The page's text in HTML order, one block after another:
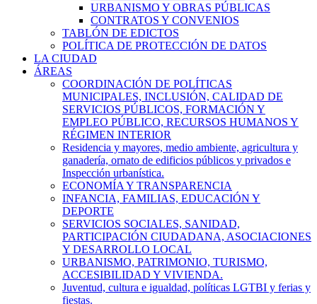
URBANISMO Y OBRAS PÚBLICAS
CONTRATOS Y CONVENIOS
TABLÓN DE EDICTOS
POLÍTICA DE PROTECCIÓN DE DATOS
LA CIUDAD
ÁREAS
COORDINACIÓN DE POLÍTICAS
MUNICIPALES, INCLUSIÓN, CALIDAD DE
SERVICIOS PÚBLICOS, FORMACIÓN Y
EMPLEO PÚBLICO, RECURSOS HUMANOS Y
RÉGIMEN INTERIOR
Residencia y mayores, medio ambiente, agricultura y
ganadería, ornato de edificios públicos y privados e
Inspección urbanística.
ECONOMÍA Y TRANSPARENCIA
INFANCIA, FAMILIAS, EDUCACIÓN Y
DEPORTE
SERVICIOS SOCIALES, SANIDAD,
PARTICIPACIÓN CIUDADANA, ASOCIACIONES
Y DESARROLLO LOCAL
URBANISMO, PATRIMONIO, TURISMO,
ACCESIBILIDAD Y VIVIENDA.
Juventud, cultura e igualdad, políticas LGTBI y ferias y
fiestas.